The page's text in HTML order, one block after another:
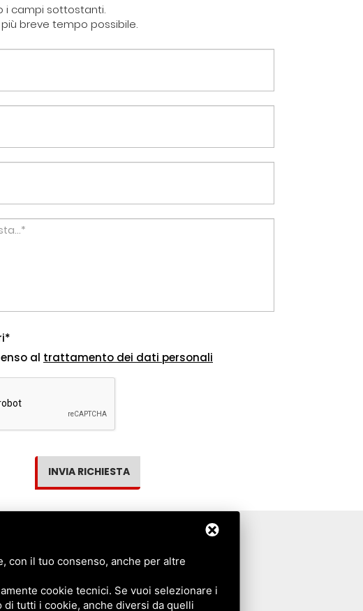
i campi sottostanti.
breve tempo possibile.
al trattamento dei dati personali
INVIA RICHIESTA
con il tuo consenso, anche per altre
cookie tecnici. Se vuoi selezionare i
tutti i cookie, anche diversi da quelli
PRIVACY POLICY
COOKIE POLICY